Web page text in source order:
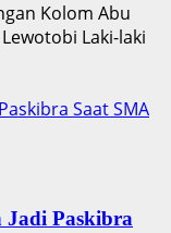
Kolom Abu
Laki-laki
Saat SMA
Jadi Paskibra